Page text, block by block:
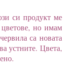
си продукт ме
но имам
са новата
устните. Цвета,